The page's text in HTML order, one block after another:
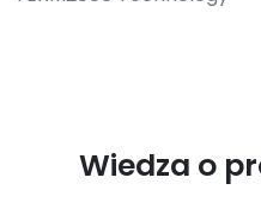
Wiedza o